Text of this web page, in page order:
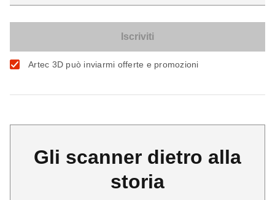
Artec 3D può inviarmi offerte e promozioni
Gli scanner dietro alla
storia